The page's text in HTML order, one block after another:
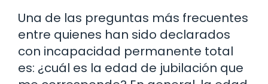
Una de las preguntas más frecuentes
entre quienes han sido declarados
con incapacidad permanente total
es: ¿cuál es la edad de jubilación que